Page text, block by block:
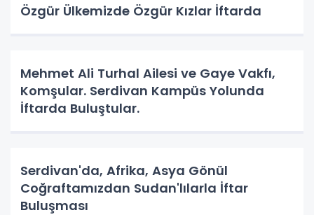
Özgür Ülkemizde Özgür Kızlar İftarda
Mehmet Ali Turhal Ailesi ve Gaye Vakfı,
Komşular. Serdivan Kampüs Yolunda
İftarda Buluştular.
Serdivan'da, Afrika, Asya Gönül
Coğraftamızdan Sudan'lılarla İftar
Buluşması